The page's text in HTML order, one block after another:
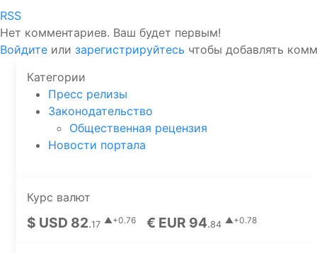
RSS
Нет комментариев. Ваш будет первым!
Войдите или зарегистрируйтесь чтобы добавлять
Категории
Пресс релизы
Законодательство
Общественная рецензия
Новости портала
Курс валют
$ USD 82.17 ▲+0.76 € EUR 94.84 ▲+0.78